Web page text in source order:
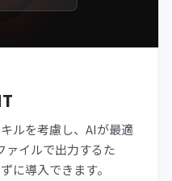
ルを考慮し、AIが最適
ァイルで出力するた
に導入できます。